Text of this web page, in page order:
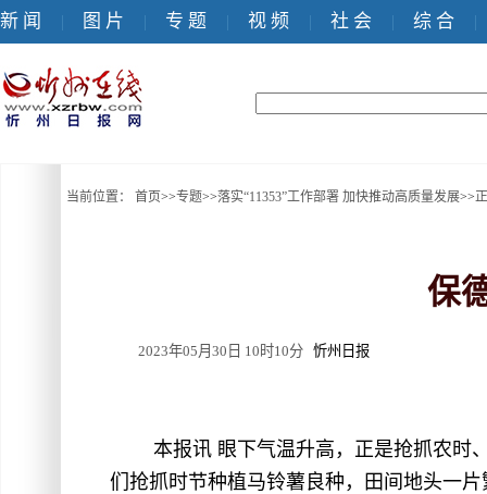
新 闻 | 图 片 | 专 题 | 视 频 | 社 会 | 综 合 |
当前位置： 首页>>专题>>落实“11353”工作部署 加快推动高质量发展>>
保
2023年05月30日 10时10分 忻州日报
本报讯 眼下气温升高，正是抢抓农时
们抢抓时节种植马铃薯良种，田间地头一